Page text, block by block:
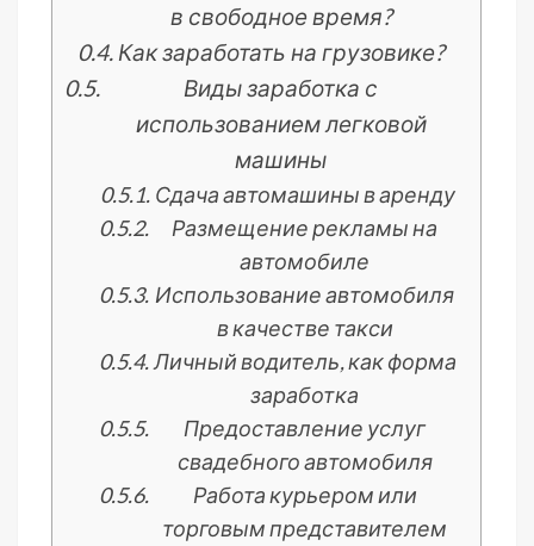
в свободное время?
Как заработать на грузовике?
Виды заработка с
использованием легковой
машины
Сдача автомашины в аренду
Размещение рекламы на
автомобиле
Использование автомобиля
в качестве такси
Личный водитель, как форма
заработка
Предоставление услуг
свадебного автомобиля
Работа курьером или
торговым представителем